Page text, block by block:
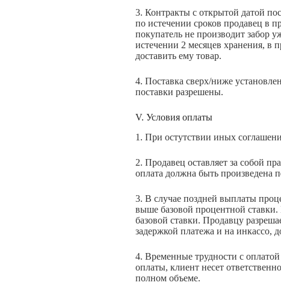
3. Контракты с открытой датой
по истечении сроков продавец в
покупатель не производит забор
истечении 2 месяцев хранения, в
доставить ему товар.
4. Поставка сверх/ниже
поставки разрешены.
V. Условия оплаты
1. При остутствии иных
2. Продавец оставляет за собой
оплата должна быть произведена
3. В случае поздней выплаты
выше базовой процентной
базовой ставки. Продавцу
задержкой платежа и на инкассо,
4. Временные трудности с
оплаты, клиент несет
полном объеме.